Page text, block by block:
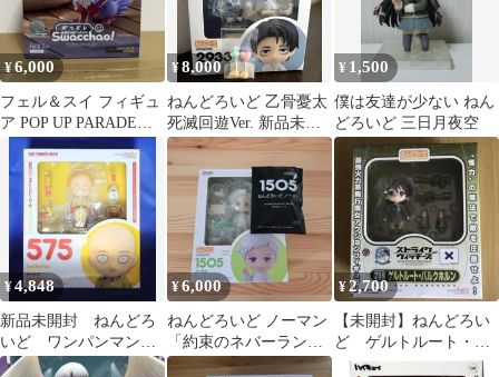
¥6,000
フェル＆スイ フィギュ
ア POP UP PARADE
Swacchao!
¥8,000
ねんどろいど 乙骨憂太
死滅回遊Ver. 新品未開
封 呪術廻戦
¥ 1,500
僕は友達が少ない ねん
どろいど 三日月夜空
¥4,848
新品未開封 ねんどろ
いど ワンパンマン
サイタマ
¥6,000
ねんどろいど ノーマン
「約束のネバーラン
ド」手つなぎパーツ付
¥2,700
【未開封】ねんどろい
ど ゲルトルート・バ
ルクホルン 259